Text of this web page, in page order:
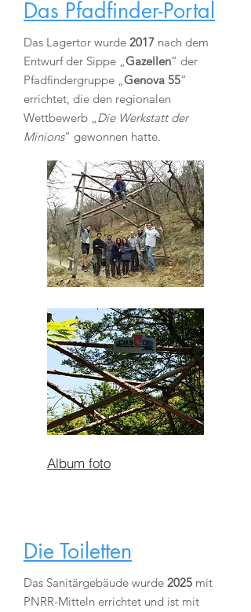
Das Pfadfinder-Portal
Das Lagertor wurde 2017 nach dem
Entwurf der Sippe „Gazellen“ der
Pfadfindergruppe „Genova 55“
errichtet, die den regionalen
Wettbewerb „Die Werkstatt der
Minions“ gewonnen hatte.
Album foto
Die Toiletten
Das Sanitärgebäude wurde 2025 mit
PNRR-Mitteln errichtet und ist mit